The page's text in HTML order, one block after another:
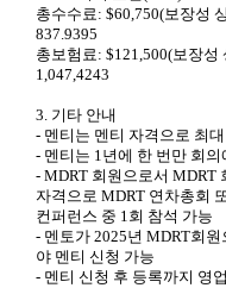
총수수료: $60,750(보장성
837.9395
총보험료: $121,500(보장성
1,047,4243
3. 기타 안내
- 멘티는 멘티 자격으로 최
- 멘티는 1년에 한 번만 회의
- MDRT 회원으로서 MDRT
자격으로 MDRT 연차총회
컨퍼런스 중 1회 참석 가능
- 멘토가 2025년 MDRT회
야 멘티 신청 가능
- 멘티 신청 후 등록까지 영